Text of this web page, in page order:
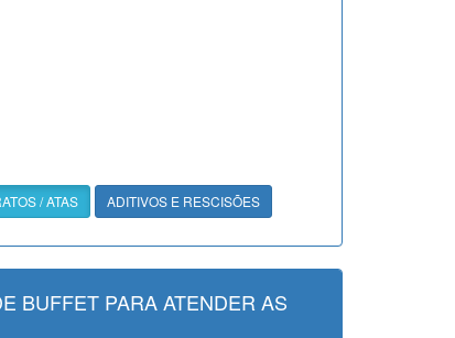
/ ATAS ADITIVOS E RESCISÕES
BUFFET PARA ATENDER AS